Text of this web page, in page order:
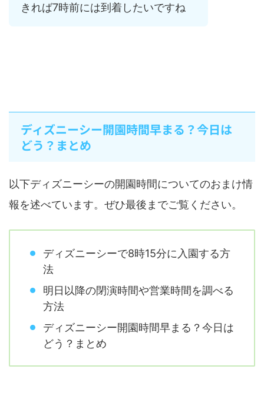
きれば7時前には到着したいですね
ディズニーシー開園時間早まる？今日は
どう？まとめ
以下ディズニーシーの開園時間についてのおまけ情
報を述べています。ぜひ最後までご覧ください。
ディズニーシーで8時15分に入園する方
法
明日以降の閉演時間や営業時間を調べる
方法
ディズニーシー開園時間早まる？今日は
どう？まとめ